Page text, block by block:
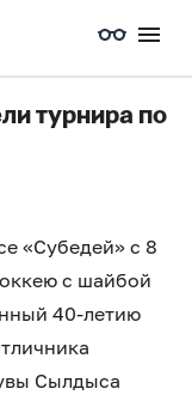
турнира по
«Субедей» с 8
с шайбой
40-летию
Сылдыса